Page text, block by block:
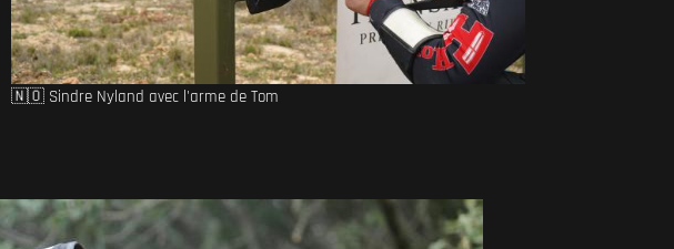
🇳🇴 Sindre Nyland avec l'arme de Tom